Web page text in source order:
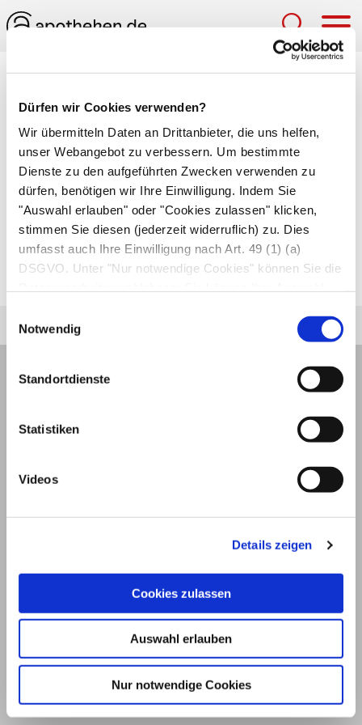
Dürfen wir Cookies verwenden?
Wir übermitteln Daten an Drittanbieter, die uns helfen,
unser Webangebot zu verbessern. Um bestimmte
Dienste zu den aufgeführten Zwecken verwenden zu
dürfen, benötigen wir Ihre Einwilligung. Indem Sie
"Auswahl erlauben" oder "Cookies zulassen" klicken,
stimmen Sie diesen (jederzeit widerruflich) zu. Dies
umfasst auch Ihre Einwilligung nach Art. 49 (1) (a)
DSGVO. Unter "Nur notwendige Cookies" können Sie die
Notwendig
Standortdienste
Statistiken
Videos
Details zeigen
Cookies zulassen
Auswahl erlauben
Nur notwendige Cookies
Medizinlexikon
Neoplasma
Bildung neuen Körpergewebes, das kein
untergegangenes Körpergewebe ersetzt. Weil sie
keinem übergeordneten Steuerungszentren
unterliegen, vermehren sich diese Zellen oft sehr
schnell.Tumorensind die bekannteste Form
des Neoplasmas.
© 2026
Impressum und Nutzungsbedingungen
Datenschutz Privatsphäre
Qualitätsrichtlinien Barrierefreiheit